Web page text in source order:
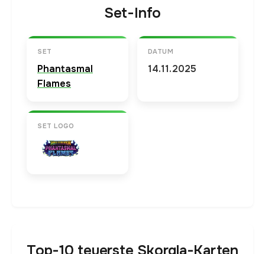
Set-Info
SET
Phantasmal
Flames
DATUM
14.11.2025
SET LOGO
Top-10 teuerste Skorgla-Karten